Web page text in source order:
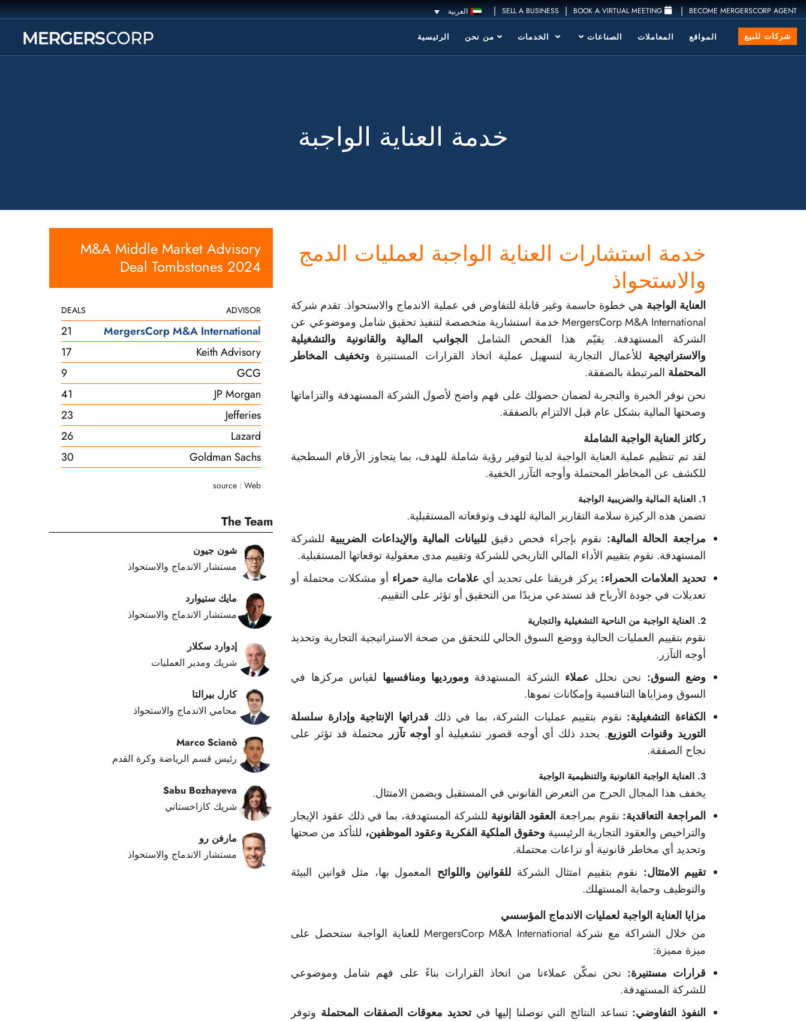
BECOME MERGERSCORP AGENT
|
BOOK A VIRTUAL MEETING
|
SELL A BUSINESS
| العربية
الرئيسية من نحن الخدمات الصناعات المعاملات المواقع شركات للبيع
خدمة العناية الواجبة
خدمة استشارات العناية الواجبة لعمليات الدمج
والاستحواذ
العناية الواجبة هي خطوة حاسمة وغير قابلة للتفاوض في عملية الاندماج والاستحواذ. تقدم شركة
MergersCorp M&A International خدمة استشارية متخصصة لتنفيذ تحقيق شامل وموضوعي عن
الشركة المستهدفة. يقيّم هذا الفحص الشامل الجوانب المالية والقانونية والتشغيلية
والاستراتيجية للأعمال التجارية لتسهيل عملية اتخاذ القرارات المستنيرة وتخفيف المخاطر
المحتملة المرتبطة بالصفقة.
نحن نوفر الخبرة والتجربة لضمان حصولك على فهم واضح لأصول الشركة المستهدفة والتزاماتها
وصحتها المالية بشكل عام قبل الالتزام بالصفقة.
ركائز العناية الواجبة الشاملة
لقد تم تنظيم عملية العناية الواجبة لدينا لتوفير رؤية شاملة للهدف، بما يتجاوز الأرقام السطحية
للكشف عن المخاطر المحتملة وأوجه التآزر الخفية.
1. العناية المالية والضريبية الواجبة
تضمن هذه الركيزة سلامة التقارير المالية للهدف وتوقعاته المستقبلية.
مراجعة الحالة المالية: نقوم بإجراء فحص دقيقللبيانات المالية والإيداعات الضريبية للشركة
المستهدفة. نقوم بتقييم الأداء المالي التاريخي للشركة وتقييم مدى معقولية توقعاتها المستقبلية.
تحديد العلامات الحمراء: يركز فريقنا على تحديد أي علامات ماليةحمراء أو مشكلات محتملة أو
تعديلات في جودة الأرباح قد تستدعي مزيدًا من التحقيق أو تؤثر على التقييم.
2. العناية الواجبة من الناحية التشغيلية والتجارية
نقوم بتقييم العمليات الحالية ووضع السوق الحالي للتحقق من صحة الاستراتيجية التجارية وتحديد
أوجه التآزر.
وضع السوق: نحن نحلل عملاء الشركة المستهدفة ومورديها ومنافسيها لقياس مركزها في
السوق ومزاياها التنافسية وإمكانات نموها.
الكفاءة التشغيلية: نقوم بتقييم عمليات الشركة، بما في ذلك قدراتها الإنتاجية وإدارة سلسلة
التوريد وقنوات التوزيع. يحدد ذلك أي أوجه قصور تشغيلية أو أوجه تآزر محتملة قد تؤثر على
نجاح الصفقة.
3. العناية الواجبة القانونية والتنظيمية الواجبة
يخفف هذا المجال الحرج من التعرض القانوني في المستقبل ويضمن الامتثال.
المراجعة التعاقدية: نقوم بمراجعة العقود القانونية للشركة المستهدفة، بما في ذلك عقود الإيجار
والتراخيص والعقود التجارية الرئيسية وحقوق الملكية الفكرية وعقود الموظفين، للتأكد من صحتها
وتحديد أي مخاطر قانونية أو نزاعات محتملة.
تقييم الامتثال: نقوم بتقييم امتثال الشركة للقوانين واللوائح المعمول بها، مثل قوانين البيئة
والتوظيف وحماية المستهلك.
مزايا العناية الواجبة لعمليات الاندماج المؤسسي
من خلال الشراكة مع شركة MergersCorp M&A International للعناية الواجبة ستحصل على
ميزة مميزة:
قرارات مستنيرة: نحن نمكّن عملاءنا من اتخاذ القرارات بناءً على فهم شامل وموضوعي
للشركة المستهدفة.
النفوذ التفاوضي: تساعد النتائج التي توصلنا إليها فيتحديد معوقات الصفقات المحتملة وتوفر
M&A Middle Market Advisory
Deal Tombstones 2024
ADVISOR
DEALS
MergersCorp M&A International
21
Keith Advisory
17
GCG
9
JP Morgan
41
Jefferies
23
Lazard
26
Goldman Sachs
30
source : Web
The Team
شون جيون
مستشار الاندماج والاستحواذ
مايك ستيوارد
مستشار الاندماج والاستحواذ
إدوارد سكلار
شريك ومدير العمليات
كارل بيرالتا
محامي الاندماج والاستحواذ
Marco Scianò
رئيس قسم الرياضة وكرة القدم
Sabu Bozhayeva
شريك كازاخستاني
مارفن رو
مستشار الاندماج والاستحواذ